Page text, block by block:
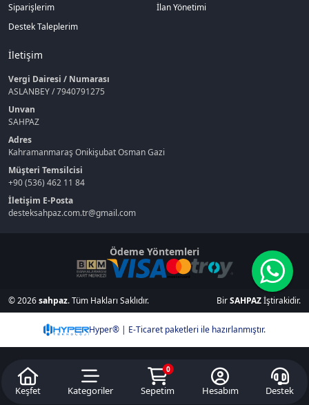
Keşfet Kategoriler
0
Sepetim Hesabım Destek
Siparişlerim
İlan Yönetimi
Destek Taleplerim
İletişim
Vergi Dairesi / Numarası
ASLANBEY / 7940791275
Unvan
SAHPAZ
Adres
Kahramanmaraş Onikişubat Osman Gazi
Müşteri Temsilcisi
+90 (536) 462 11 84
İletişim E-Posta
desteksahpaz.com.tr@gmail.com
Ödeme Yöntemleri
© 2026sahpaz. Tüm Hakları Saklıdır. BirSAHPAZİştirakidir.
Hyper® | E-Ticaret paketleri ile hazırlanmıştır.